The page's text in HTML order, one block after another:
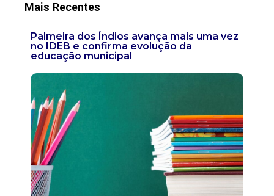
Mais Recentes
Palmeira dos Índios avança mais uma vez
no IDEB e confirma evolução da
educação municipal